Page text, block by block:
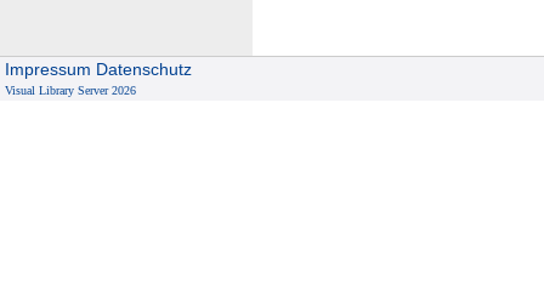
Impressum Datenschutz
Visual Library Server 2026